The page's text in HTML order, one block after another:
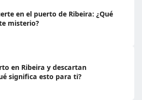
en el puerto de Ribeira: ¿Qué
misterio?
en Ribeira y descartan
significa esto para ti?